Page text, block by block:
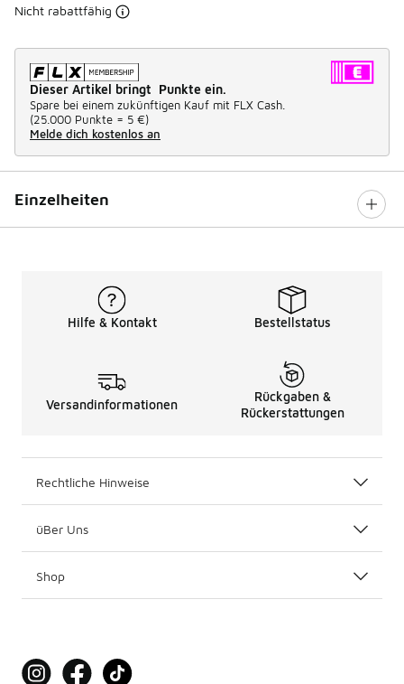
Nicht rabattfähig
Dieser Artikel bringt Punkte ein.
Spare bei einem zukünftigen Kauf mit FLX Cash.
(25.000 Punkte = 5 €)
Melde dich kostenlos an
Einzelheiten
Hilfe & Kontakt Bestellstatus
Versandinformationen
Rückgaben &
Rückerstattungen
Rechtliche Hinweise
üBer Uns
Shop